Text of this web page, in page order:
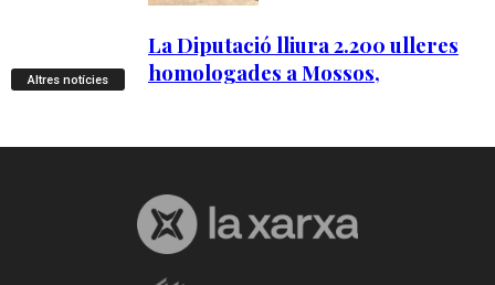
Altres notícies